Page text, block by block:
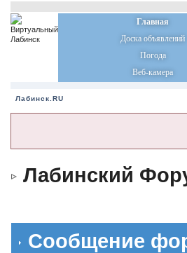
Главная
Доска объявлений
Погода
Веб-камера
Лабинск.RU
Лабинский
Сообщение